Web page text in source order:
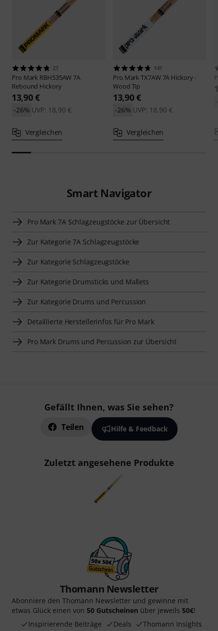
27
Pro Mark RBH535AW 7A
Rebound Hickory
13,90 €
UVP: 18,90 €
-26%
Vergleichen
147
Pro MarkTX7AW 7A Hickory -
Wood Tip
13,90 €
UVP: 18,90 €
-26%
Vergleichen
Smart Navigator
Pro Mark 7A Schlagzeugstöcke zur Übersicht
Zur Kategorie 7A Schlagzeugstöcke
Zur Kategorie Schlagzeugstöcke
Zur Kategorie Drumsticks und Mallets
Zur Kategorie Drums und Percussion
Detaillierte Herstellerinfos für Pro Mark
Pro Mark Drums und Percussion zur Übersicht
Gefällt Ihnen, was Sie sehen?
Teilen Hilfe & Feedback
Zuletzt angesehene Produkte
Thomann Newsletter
Abonniere den Thomann Newsletter und gewinne mit
etwas Glück einen von 50 Gutscheinen über jeweils 50€!
Inspirierende Beiträge
Deals Thomann Insights